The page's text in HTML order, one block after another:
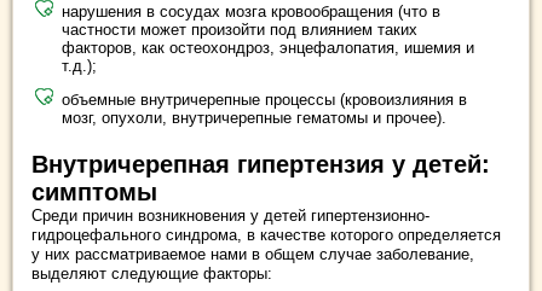
нарушения в сосудах мозга кровообращения (что в
частности может произойти под влиянием таких
факторов, как остеохондроз, энцефалопатия, ишемия и
т.д.);
объемные внутричерепные процессы (кровоизлияния в
мозг, опухоли, внутричерепные гематомы и прочее).
Внутричерепная гипертензия у детей:
симптомы
Среди причин возникновения у детей гипертензионно-
гидроцефального синдрома, в качестве которого определяется
у них рассматриваемое нами в общем случае заболевание,
выделяют следующие факторы: